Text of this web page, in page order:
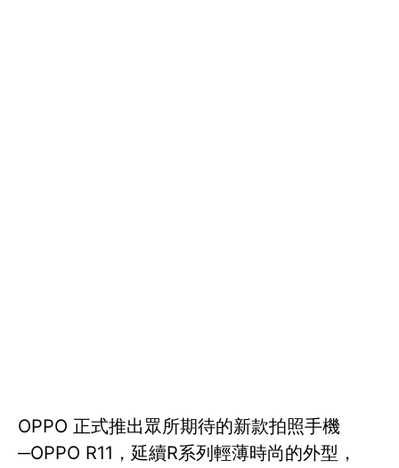
OPPO 正式推出眾所期待的新款拍照手機
─OPPO R11，延續R系列輕薄時尚的外型，